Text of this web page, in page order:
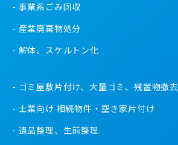
事業系ごみ回収
産業廃棄物処分
解体、スケルトン化
ゴミ屋敷片付け、大量ゴミ、残置物撤去
士業向け 相続物件・空き家片付け
遺品整理、生前整理